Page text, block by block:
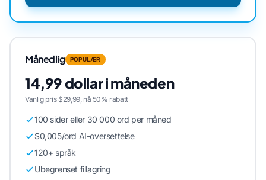
Månedlig POPULÆR
14,99 dollar i måneden
Vanlig pris $29,99, nå 50% rabatt
100 sider eller 30 000 ord per måned
$0,005/ord AI-oversettelse
120+ språk
Ubegrenset fillagring